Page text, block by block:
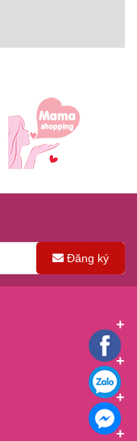
Đăng ký